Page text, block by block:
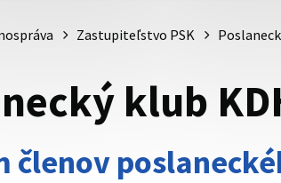
Zastupiteľstvo PSK
klub
členov